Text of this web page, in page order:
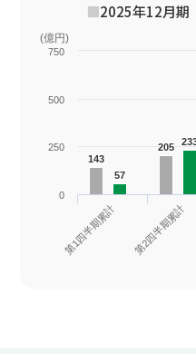
■2025年12月
(億円)
143
143
205
205
57
57
第1四半期累計 第2四半期累計
0
250
500
750